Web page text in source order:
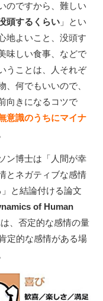
のですから、難しい
頭するくらい 」とい
地よいこと、没頭す
味しい食事、などで
うことは、人それぞ
何でもいいので、
向きになるコツで
意識のうちにマイナ
ン博士は「人間が幸
とネガティブな感情
と結論付ける論文
of Human
、否定的な感情の量
定的な感情がある場